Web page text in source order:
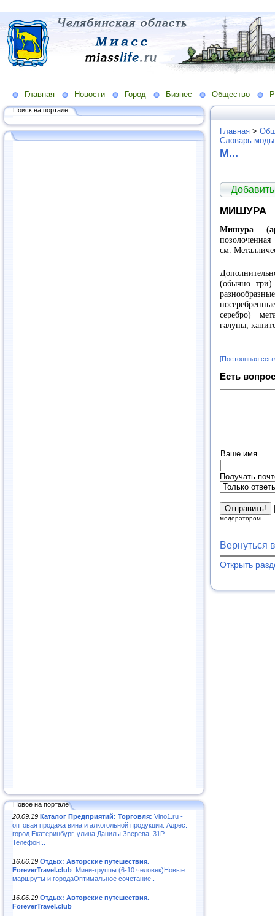
Главная Новости Город Бизнес Общество
Поиск на портале...
Новое на портале
20.09.19 Каталог Предприятий: Торговля: Vino1.ru -
оптовая продажа вина и алкогольной продукции. Адрес:
город Екатеринбург, улица Данилы Зверева, 31Р
Телефон:..
16.06.19 Отдых: Авторские путешествия.
ForeverTravel.club .Мини-группы (6-10 человек)Новые
маршруты и городаОптимальное сочетание..
16.06.19 Отдых: Авторские путешествия.
ForeverTravel.club
Главная >
Словарь
М...
МИШУРА
Мишура
см.
(обычно три)
серебро)
галуны,
[Постоянная
Есть
Ваше имя
Получать
модератором.
Вернуться
Открыть